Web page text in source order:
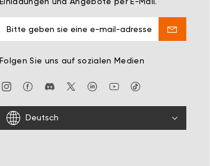
Einladungen und Angebote per E-Mail.
Folgen Sie uns auf sozialen Medien
Deutsch